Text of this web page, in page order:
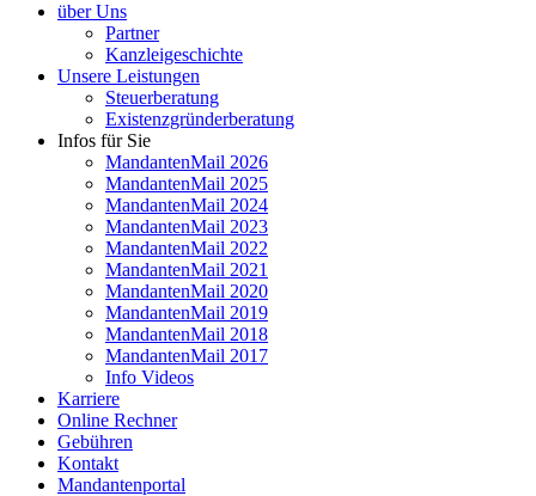
über Uns
Partner
Kanzleigeschichte
Unsere Leistungen
Steuerberatung
Existenzgründerberatung
Infos für Sie
MandantenMail 2026
MandantenMail 2025
MandantenMail 2024
MandantenMail 2023
MandantenMail 2022
MandantenMail 2021
MandantenMail 2020
MandantenMail 2019
MandantenMail 2018
MandantenMail 2017
Info Videos
Karriere
Online Rechner
Gebühren
Kontakt
Mandantenportal